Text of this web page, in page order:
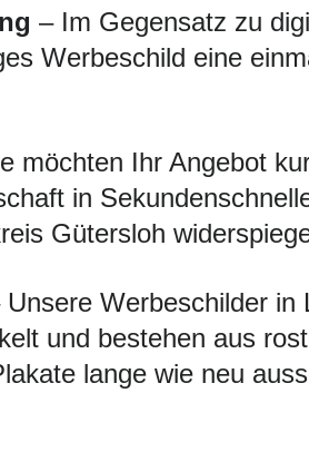
– Im Gegensatz zu
Werbeschild eine
möchten Ihr Angebot
in
Gütersloh
Unsere Werbeschilder in
und bestehen aus
lange wie neu